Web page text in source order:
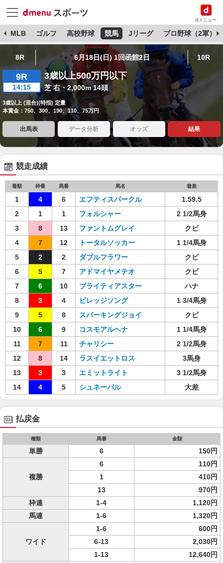
dメニュー
MLB ゴルフ 高校野球 競馬 Jリーグ プロ野球（2軍）
8R 6月18日(日) 1回函館2日 10R
9R
14:15
3歳以上500万円以下
芝 右・2,000m 14頭
3歳以上 (混合)(特指) 定量
本賞金：750、300、190、110、75万円
出馬表 データ分析 オッズ 結果
競走成績
着順 枠番 馬番 馬名 着差
1 4 6 エフティスパークル
1.59.5
2
1 1 フォルシャー
2 1/2馬身
3
8 13 ファントムグレイ
クビ
4
7 12 トータルソッカー
1 1/4馬身
5
2 2 ダブルフラワー
クビ
6
5 7 アドマイヤメテオ
クビ
7
6 10 ブライティアスター
ハナ
8
3 4 ビレッジソング
1 3/4馬身
9
5 8 スパーキングジョイ
クビ
10
6 9 コスモアルヘナ
1 1/4馬身
11
7 11 チャリシー
2 1/2馬身
12
8 14 ラスイエットロス
3馬身
13
3 3 エミットライト
3 1/2馬身
14
4 5 シュネーバル 大差
払戻金
種類 馬番 金額
単勝 6 150円
複勝
6
110円
1
410円
13
970円
枠連
1-4
1,120円
馬連
1-6 1,320円
ワイド
1-6
600円
6-13
2,030円
1-13
12,640円